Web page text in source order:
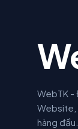
WebTK -
Website,
hàng